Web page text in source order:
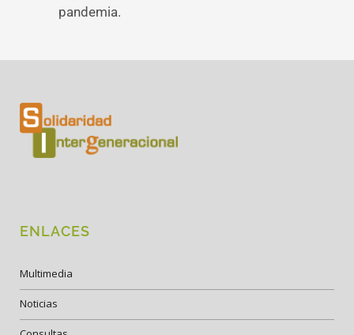
pandemia.
ENLACES
Multimedia
Noticias